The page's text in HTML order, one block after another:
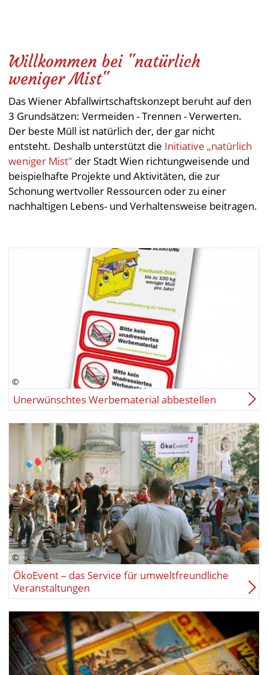
Willkommen bei "natürlich
weniger Mist"
Das Wiener Abfallwirtschaftskonzept beruht auf den
3 Grundsätzen: Vermeiden - Trennen - Verwerten.
Der beste Müll ist natürlich der, der gar nicht
entsteht. Deshalb unterstützt die Initiative „natürlich
weniger Mist" der Stadt Wien richtungweisende und
beispielhafte Projekte und Aktivitäten, die zur
Schonung wertvoller Ressourcen oder zu einer
nachhaltigen Lebens- und Verhaltensweise beitragen.
Unerwünschtes Werbematerial abbestellen
ÖkoEvent – das Service für umweltfreundliche
Veranstaltungen